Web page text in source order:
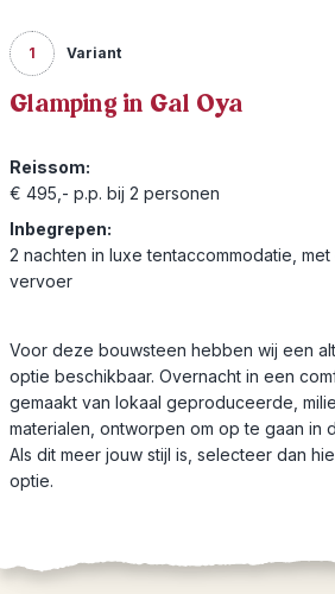
1 Variant
Glamping in Gal Oya
Reissom:
€ 495,- p.p. bij 2 personen
Inbegrepen:
2 nachten in luxe tentaccommodatie,
vervoer
Voor deze bouwsteen hebben wij een
optie beschikbaar. Overnacht in een
gemaakt van lokaal geproduceerde,
materialen, ontworpen om op te gaan in
Als dit meer jouw stijl is, selecteer dan
optie.